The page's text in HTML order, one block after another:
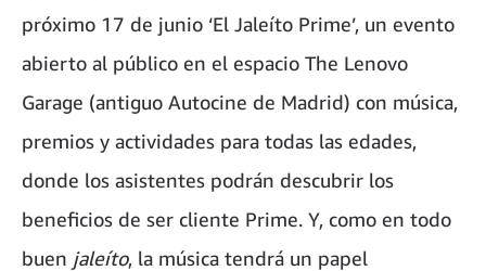
próximo 17 de junio ‘El Jaleíto Prime’, un evento
abierto al público en el espacio The Lenovo
Garage (antiguo Autocine de Madrid) con música,
premios y actividades para todas las edades,
donde los asistentes podrán descubrir los
beneficios de ser cliente Prime. Y, como en todo
buen jaleíto, la música tendrá un papel